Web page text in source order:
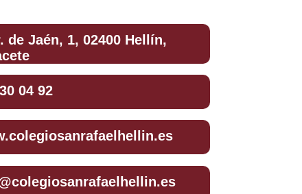
de Jaén, 1, 02400 Hellín,
04 92